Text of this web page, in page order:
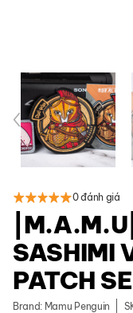
0 đánh giá
SASHIMI
PATCH
Brand: Mamu Penguin